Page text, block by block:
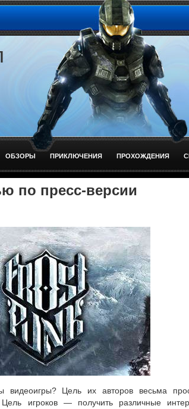
ОБЗОРЫ ПРИКЛЮЧЕНИЯ ПРОХОЖДЕНИЯ
по пресс-версии
видеоигры? Цель их авторов весьма
игроков — получить различные